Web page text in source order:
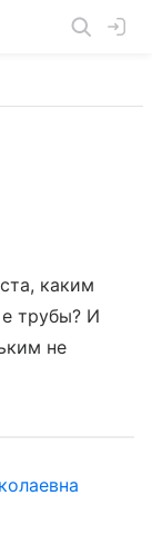
каким
трубы? И
не